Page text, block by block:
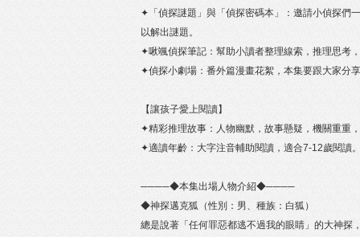
✦「偵探謎題」與「偵探密碼本」：邀請小偵探們
以解出謎題。
✦啾颯偵探筆記：幫助小讀者整理線索，推理思考
✦偵探小劇場：番外篇漫畫花絮，本集要跟大家分
【讓孩子愛上閱讀】
✦精彩推理故事：人物幽默，故事懸疑，機關重重
✦適讀年齡：大字注音輔助閱讀，適合7-12歲閱讀
────◆本集出場人物介紹◆────
◆神探邁克狐（性別：男、種族：白狐）
總是說著「任何罪惡都逃不過我的眼睛」的大神探